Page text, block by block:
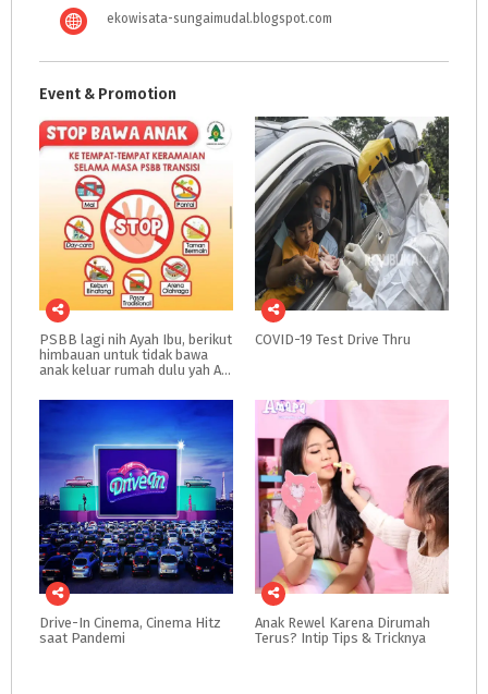
ekowisata-sungaimudal.blogspot.com
Event & Promotion
PSBB lagi nih Ayah Ibu, berikut
himbauan untuk tidak bawa
anak keluar rumah dulu yah Ayah Ibu
COVID-19 Test Drive Thru
Drive-In Cinema, Cinema Hitz
saat Pandemi
Anak Rewel Karena Dirumah
Terus? Intip Tips & Tricknya